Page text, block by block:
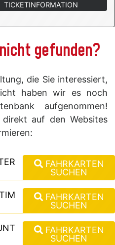
TICKETINFORMATION
gefunden?
die Sie interessiert,
haben wir es noch
aufgenommen!
auf den Websites
FAHRKARTEN
SUCHEN
FAHRKARTEN
SUCHEN
FAHRKARTEN
SUCHEN